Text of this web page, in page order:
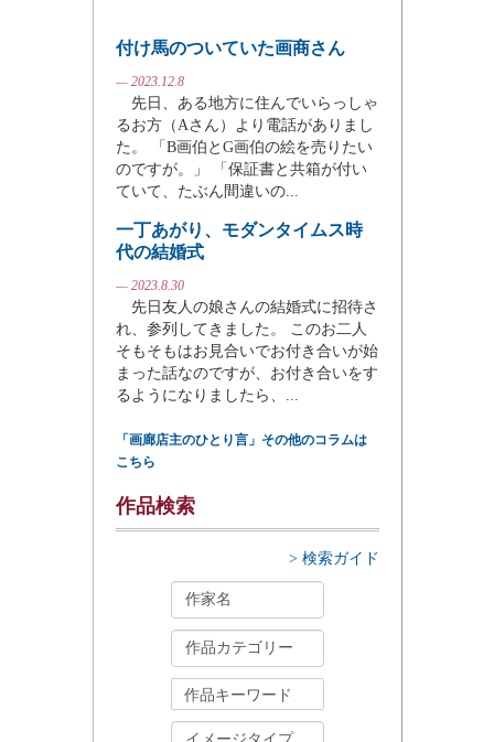
付け馬のついていた画商さん
— 2023.12.8
先日、ある地方に住んでいらっしゃ
るお方（Aさん）より電話がありまし
た。 「B画伯とG画伯の絵を売りたい
のですが。」 「保証書と共箱が付い
ていて、たぶん間違いの...
一丁あがり、モダンタイムス時
代の結婚式
— 2023.8.30
先日友人の娘さんの結婚式に招待さ
れ、参列してきました。 このお二人
そもそもはお見合いでお付き合いが始
まった話なのですが、お付き合いをす
るようになりましたら、...
「画廊店主のひとり言」その他のコラムは
こちら
作品検索
> 検索ガイド